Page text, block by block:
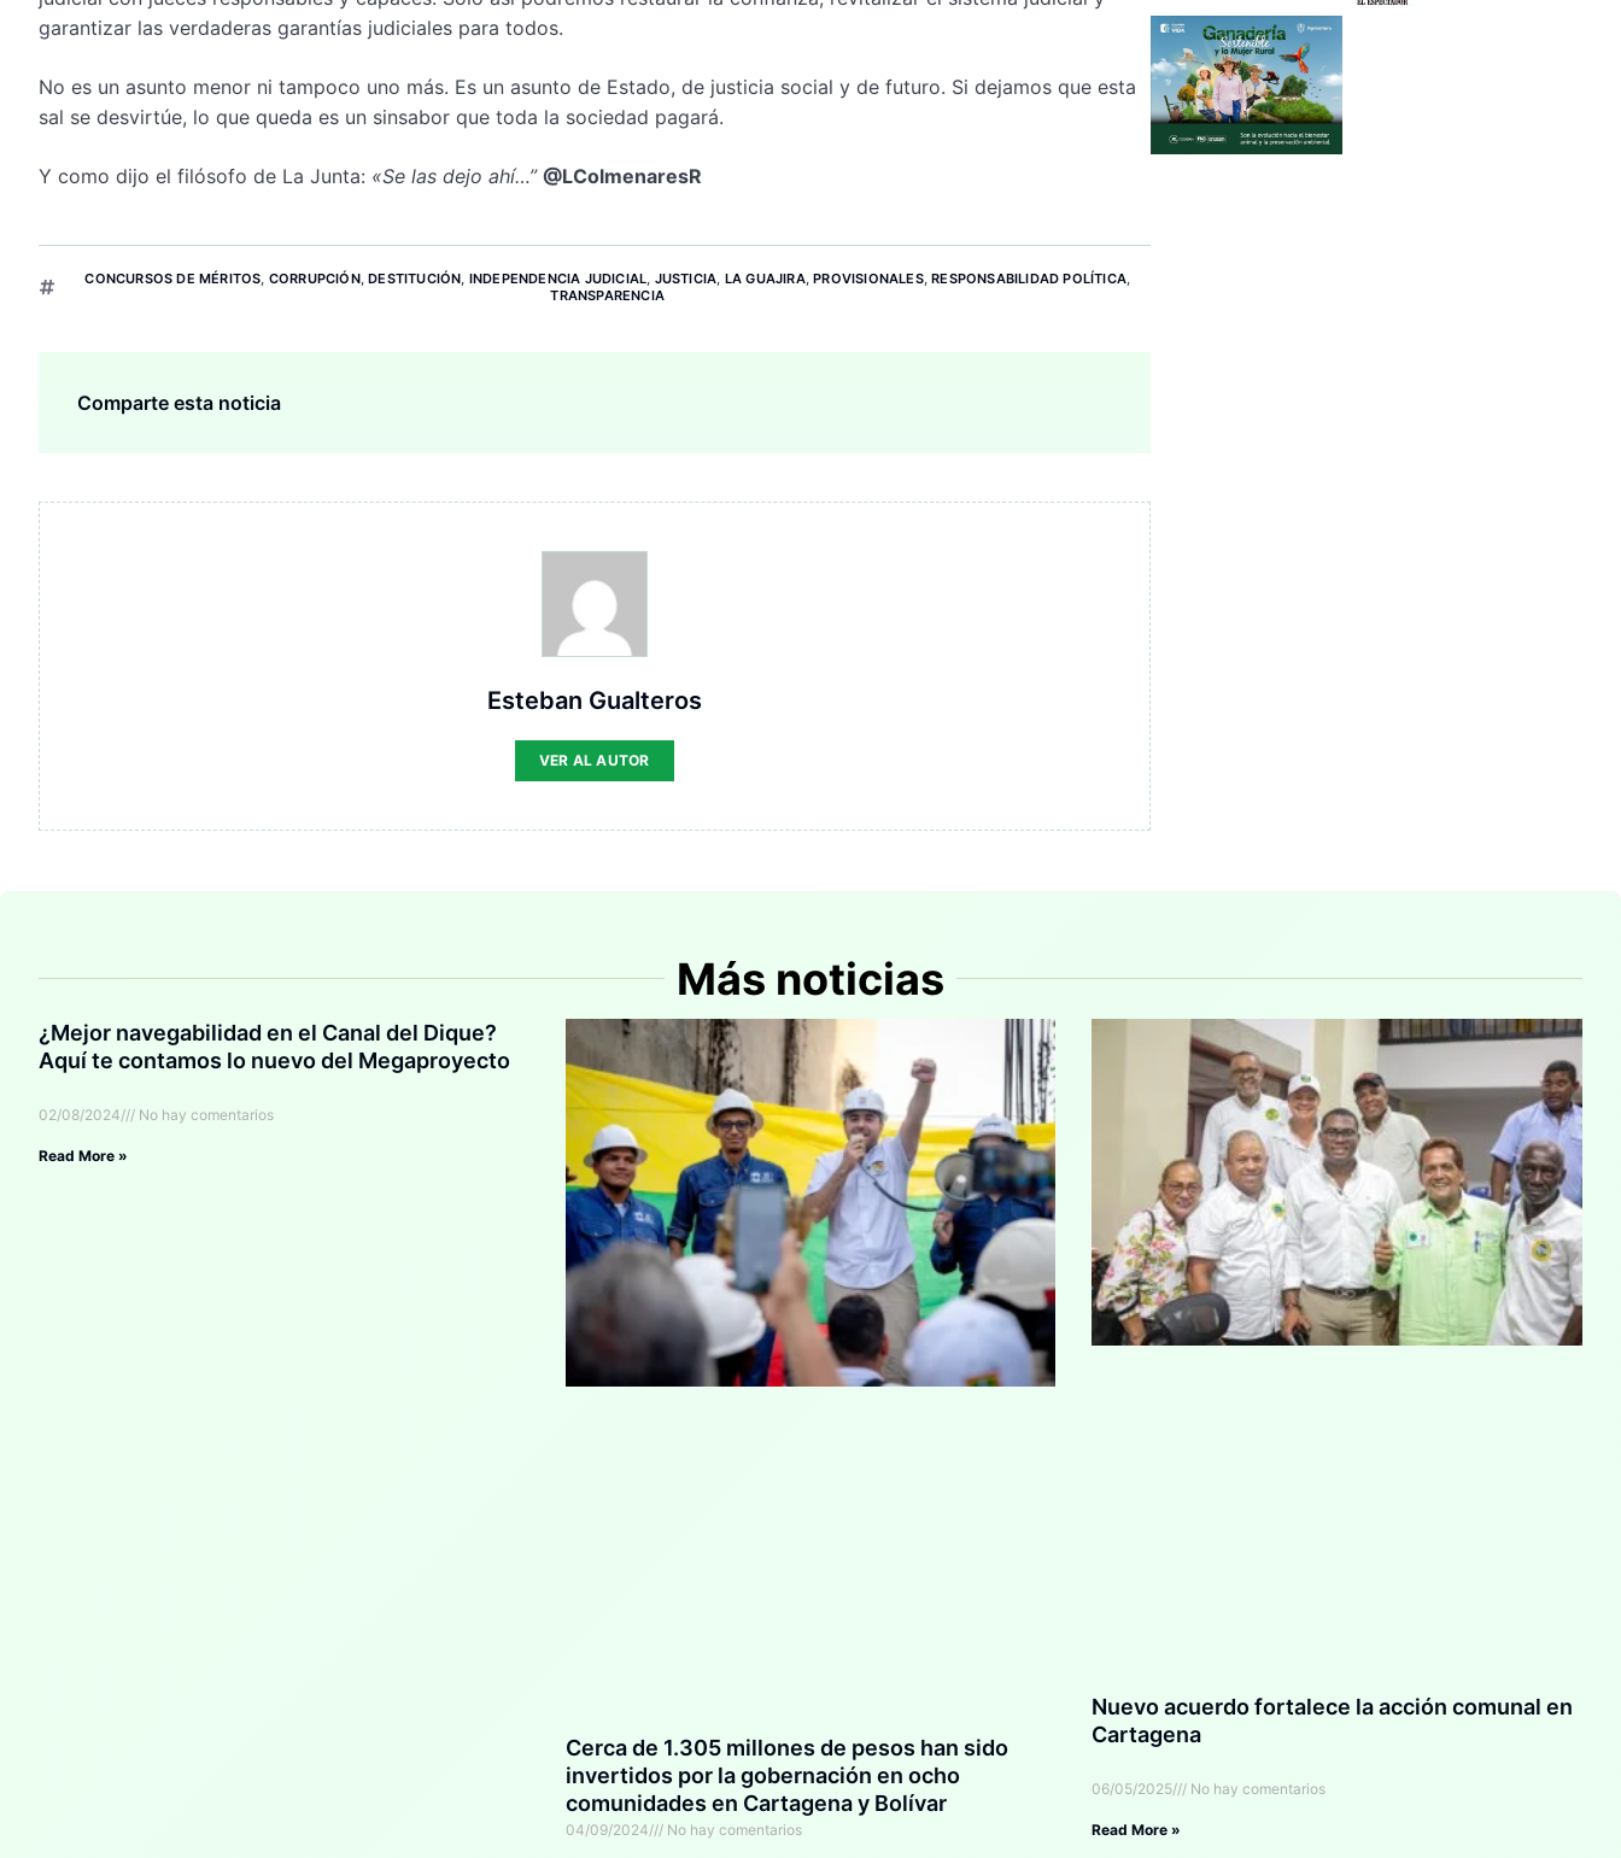
garantizar las verdaderas garantías judiciales para todos.
No es un asunto menor ni tampoco uno más. Es un asunto de Estado, de justicia social y de futuro. Si dejamos que esta
sal se desvirtúe, lo que queda es un sinsabor que toda la sociedad pagará.
Y como dijo el filósofo de La Junta: «Se las dejo ahí…” @LColmenaresR
CONCURSOS DE MÉRITOS, CORRUPCIÓN,DESTITUCIÓN, INDEPENDENCIA JUDICIAL, JUSTICIA, LA GUAJIRA,PROVISIONALES,RESPONSABILIDAD POLÍTICA,
TRANSPARENCIA
Comparte esta noticia
Esteban Gualteros
VER AL AUTOR
Más noticias
¿Mejor navegabilidad en el Canal del Dique?
Aquí te contamos lo nuevo del Megaproyecto
02/08/2024 No hay comentarios
Read More »
Cerca de 1.305 millones de pesos han sido
invertidos por la gobernación en ocho
comunidades en Cartagena y Bolívar
04/09/2024 No hay comentarios
Nuevo acuerdo fortalece la acción comunal en
Cartagena
06/05/2025 No hay comentarios
Read More »